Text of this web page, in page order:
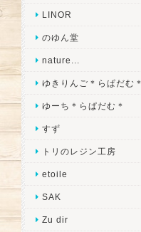
LINOR
のゆん堂
nature...
ゆきりんご＊らぱだむ＊
ゆーち＊らぱだむ＊
すず
トリのレジン工房
etoile
SAK
Zu dir